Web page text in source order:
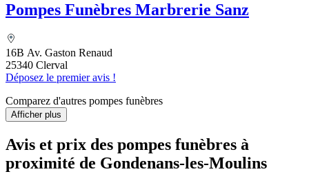
Pompes Funèbres Marbrerie Sanz
16B Av. Gaston Renaud
25340 Clerval
Déposez le premier avis !
Comparez d'autres pompes funèbres
Afficher plus
Avis et prix des pompes funèbres à
proximité de Gondenans-les-Moulins